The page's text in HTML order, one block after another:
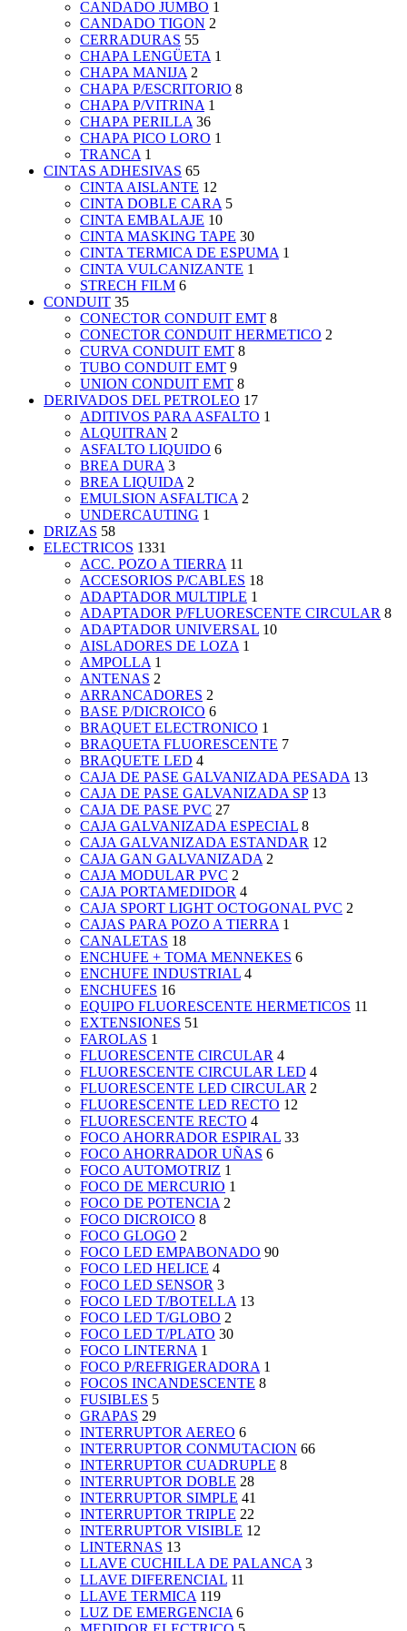
CANDADO JUMBO 1
CANDADO TIGON 2
CERRADURAS 55
CHAPA LENGÜETA 1
CHAPA MANIJA 2
CHAPA P/ESCRITORIO 8
CHAPA P/VITRINA 1
CHAPA PERILLA 36
CHAPA PICO LORO 1
TRANCA 1
CINTAS ADHESIVAS 65
CINTA AISLANTE 12
CINTA DOBLE CARA 5
CINTA EMBALAJE 10
CINTA MASKING TAPE 30
CINTA TERMICA DE ESPUMA 1
CINTA VULCANIZANTE 1
STRECH FILM 6
CONDUIT 35
CONECTOR CONDUIT EMT 8
CONECTOR CONDUIT HERMETICO 2
CURVA CONDUIT EMT 8
TUBO CONDUIT EMT 9
UNION CONDUIT EMT 8
DERIVADOS DEL PETROLEO 17
ADITIVOS PARA ASFALTO 1
ALQUITRAN 2
ASFALTO LIQUIDO 6
BREA DURA 3
BREA LIQUIDA 2
EMULSION ASFALTICA 2
UNDERCAUTING 1
DRIZAS 58
ELECTRICOS 1331
ACC. POZO A TIERRA 11
ACCESORIOS P/CABLES 18
ADAPTADOR MULTIPLE 1
ADAPTADOR P/FLUORESCENTE CIRCULAR 8
ADAPTADOR UNIVERSAL 10
AISLADORES DE LOZA 1
AMPOLLA 1
ANTENAS 2
ARRANCADORES 2
BASE P/DICROICO 6
BRAQUET ELECTRONICO 1
BRAQUETA FLUORESCENTE 7
BRAQUETE LED 4
CAJA DE PASE GALVANIZADA PESADA 13
CAJA DE PASE GALVANIZADA SP 13
CAJA DE PASE PVC 27
CAJA GALVANIZADA ESPECIAL 8
CAJA GALVANIZADA ESTANDAR 12
CAJA GAN GALVANIZADA 2
CAJA MODULAR PVC 2
CAJA PORTAMEDIDOR 4
CAJA SPORT LIGHT OCTOGONAL PVC 2
CAJAS PARA POZO A TIERRA 1
CANALETAS 18
ENCHUFE + TOMA MENNEKES 6
ENCHUFE INDUSTRIAL 4
ENCHUFES 16
EQUIPO FLUORESCENTE HERMETICOS 11
EXTENSIONES 51
FAROLAS 1
FLUORESCENTE CIRCULAR 4
FLUORESCENTE CIRCULAR LED 4
FLUORESCENTE LED CIRCULAR 2
FLUORESCENTE LED RECTO 12
FLUORESCENTE RECTO 4
FOCO AHORRADOR ESPIRAL 33
FOCO AHORRADOR UÑAS 6
FOCO AUTOMOTRIZ 1
FOCO DE MERCURIO 1
FOCO DE POTENCIA 2
FOCO DICROICO 8
FOCO GLOGO 2
FOCO LED EMPABONADO 90
FOCO LED HELICE 4
FOCO LED SENSOR 3
FOCO LED T/BOTELLA 13
FOCO LED T/GLOBO 2
FOCO LED T/PLATO 30
FOCO LINTERNA 1
FOCO P/REFRIGERADORA 1
FOCOS INCANDESCENTE 8
FUSIBLES 5
GRAPAS 29
INTERRUPTOR AEREO 6
INTERRUPTOR CONMUTACION 66
INTERRUPTOR CUADRUPLE 8
INTERRUPTOR DOBLE 28
INTERRUPTOR SIMPLE 41
INTERRUPTOR TRIPLE 22
INTERRUPTOR VISIBLE 12
LINTERNAS 13
LLAVE CUCHILLA DE PALANCA 3
LLAVE DIFERENCIAL 11
LLAVE TERMICA 119
LUZ DE EMERGENCIA 6